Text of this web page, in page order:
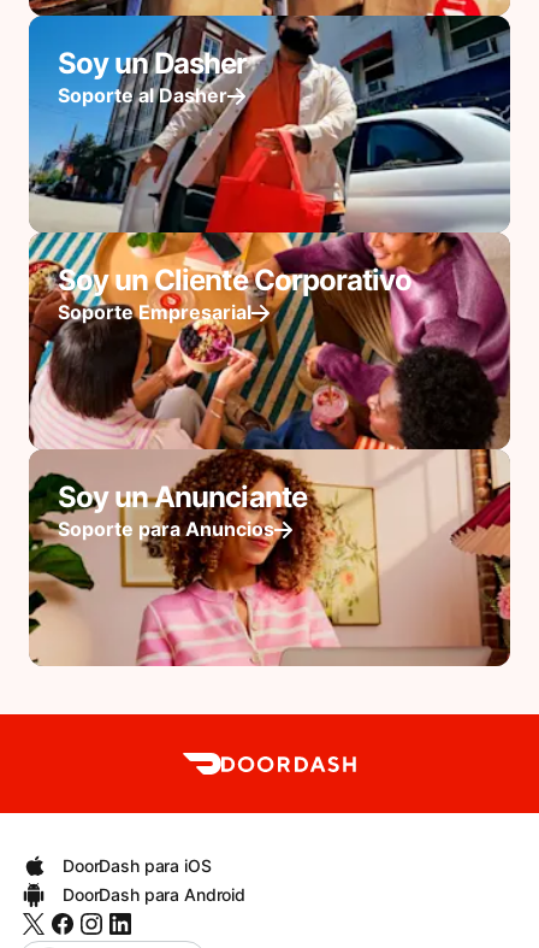
Soy un Dasher
Soporte al Dasher
Soy un Cliente Corporativo
Soporte Empresarial
Soy un Anunciante
Soporte para Anuncios
DoorDash para iOS
DoorDash para Android